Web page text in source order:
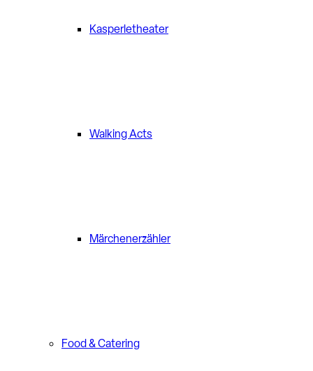
Kasperletheater
Walking Acts
Märchenerzähler
Food & Catering